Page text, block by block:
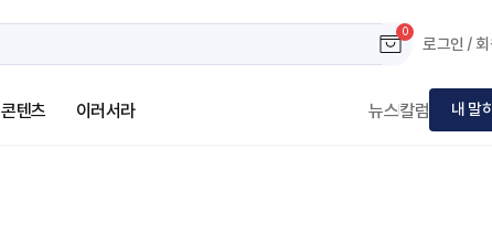
0
로그인 /
콘텐츠 이러서라 뉴스칼럼 내 말